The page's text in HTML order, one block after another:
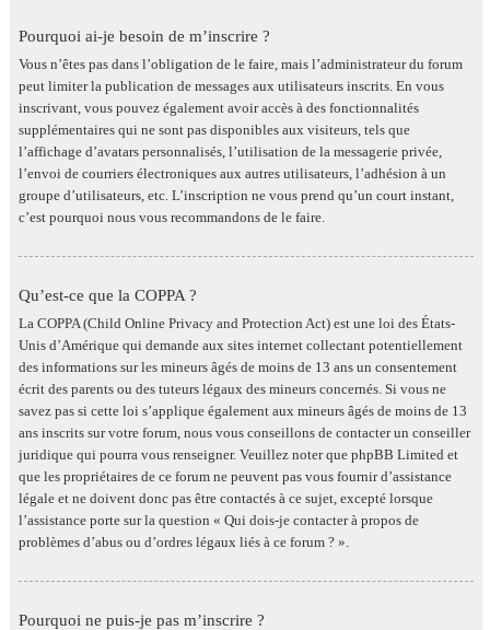
Pourquoi ai-je besoin de m’inscrire ?
Vous n’êtes pas dans l’obligation de le faire, mais l’administrateur du forum
peut limiter la publication de messages aux utilisateurs inscrits. En vous
inscrivant, vous pouvez également avoir accès à des fonctionnalités
supplémentaires qui ne sont pas disponibles aux visiteurs, tels que
l’affichage d’avatars personnalisés, l’utilisation de la messagerie privée,
l’envoi de courriers électroniques aux autres utilisateurs, l’adhésion à un
groupe d’utilisateurs, etc. L’inscription ne vous prend qu’un court instant,
c’est pourquoi nous vous recommandons de le faire.
Qu’est-ce que la COPPA ?
La COPPA (Child Online Privacy and Protection Act) est une loi des États-
Unis d’Amérique qui demande aux sites internet collectant potentiellement
des informations sur les mineurs âgés de moins de 13 ans un consentement
écrit des parents ou des tuteurs légaux des mineurs concernés. Si vous ne
savez pas si cette loi s’applique également aux mineurs âgés de moins de 13
ans inscrits sur votre forum, nous vous conseillons de contacter un conseiller
juridique qui pourra vous renseigner. Veuillez noter que phpBB Limited et
que les propriétaires de ce forum ne peuvent pas vous fournir d’assistance
légale et ne doivent donc pas être contactés à ce sujet, excepté lorsque
l’assistance porte sur la question « Qui dois-je contacter à propos de
problèmes d’abus ou d’ordres légaux liés à ce forum ? ».
Pourquoi ne puis-je pas m’inscrire ?